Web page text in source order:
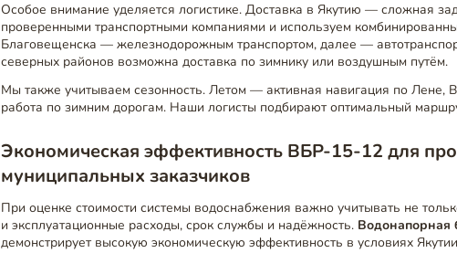
Особое внимание уделяется логистике. Доставка в Якутию — сложная
проверенными транспортными компаниями и используем
Благовещенска — железнодорожным транспортом, далее —
северных районов возможна доставка по зимнику или воздушным путём.
Мы также учитываем сезонность. Летом — активная навигация по
работа по зимним дорогам. Наши логисты подбирают оптимальный
Экономическая эффективность ВБР-15-12 для
муниципальных заказчиков
При оценке стоимости системы водоснабжения важно учитывать не
и эксплуатационные расходы, срок службы и надёжность.
демонстрирует высокую экономическую эффективность в условиях